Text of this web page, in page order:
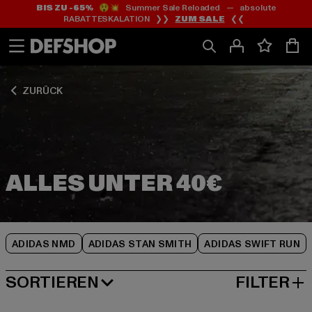
Zum
Inhalt
springen
Zum
Fußzeile
springen
BIS ZU -65%😲💥 Summer Sale Reloaded — absolute
RABATTESKALATION ❯❯ ZUM SALE ❮❮
ZURÜCK
ADIDAS NMD ADIDAS STAN SMITH ADIDAS SWIFT RUN
Zum
Produktraster
springen
SORTIEREN
BELIEBTESTE FILTER